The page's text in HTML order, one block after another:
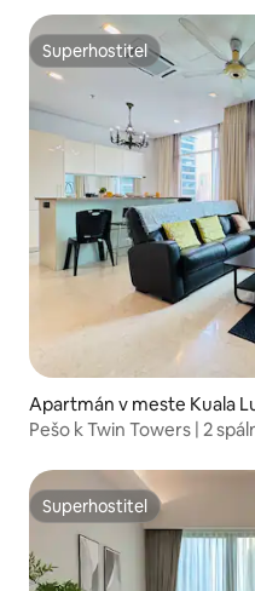
Superhostiteľ
Superhostiteľ
Apartmán v meste Kuala
Pešo k Twin Towers | 2
Superhostiteľ
Superhostiteľ